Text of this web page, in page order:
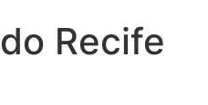
Recife